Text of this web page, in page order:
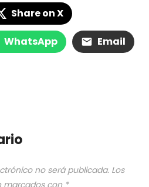
Share on X
WhatsApp Email
no será publicada. Los